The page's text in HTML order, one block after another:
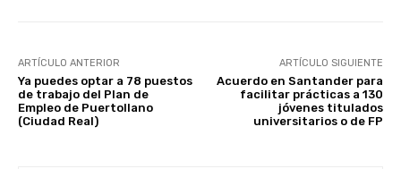
ARTÍCULO ANTERIOR
Ya puedes optar a 78 puestos
de trabajo del Plan de
Empleo de Puertollano
(Ciudad Real)
ARTÍCULO SIGUIENTE
Acuerdo en Santander para
facilitar prácticas a 130
jóvenes titulados
universitarios o de FP